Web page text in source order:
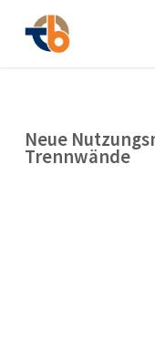
Neue
Trennwände